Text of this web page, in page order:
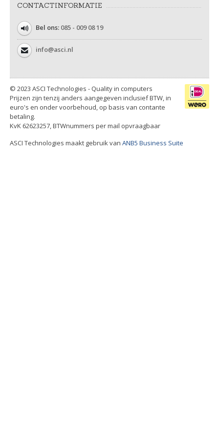
CONTACTINFORMATIE
Bel ons: 085 - 009 08 19
info@asci.nl
© 2023 ASCI Technologies - Quality in computers
Prijzen zijn tenzij anders aangegeven inclusief BTW, in
euro's en onder voorbehoud, op basis van contante
betaling.
KvK 62623257, BTWnummers per mail opvraagbaar
ASCI Technologies maakt gebruik van ANB5 Business Suite